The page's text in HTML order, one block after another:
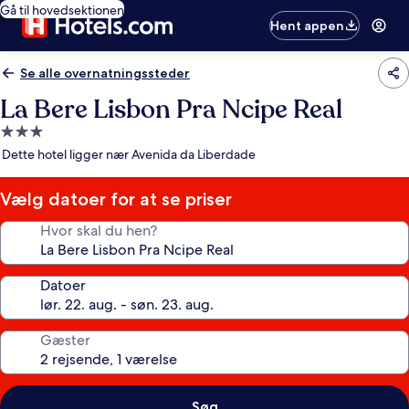
Gå til hovedsektionen
Hent appen
Se alle overnatningssteder
La Bere Lisbon Pra Ncipe Real
3.0-
stjernet
Dette hotel ligger nær Avenida da Liberdade
Vælg datoer for at se priser
Hvor skal du hen?
Datoer
Gæster